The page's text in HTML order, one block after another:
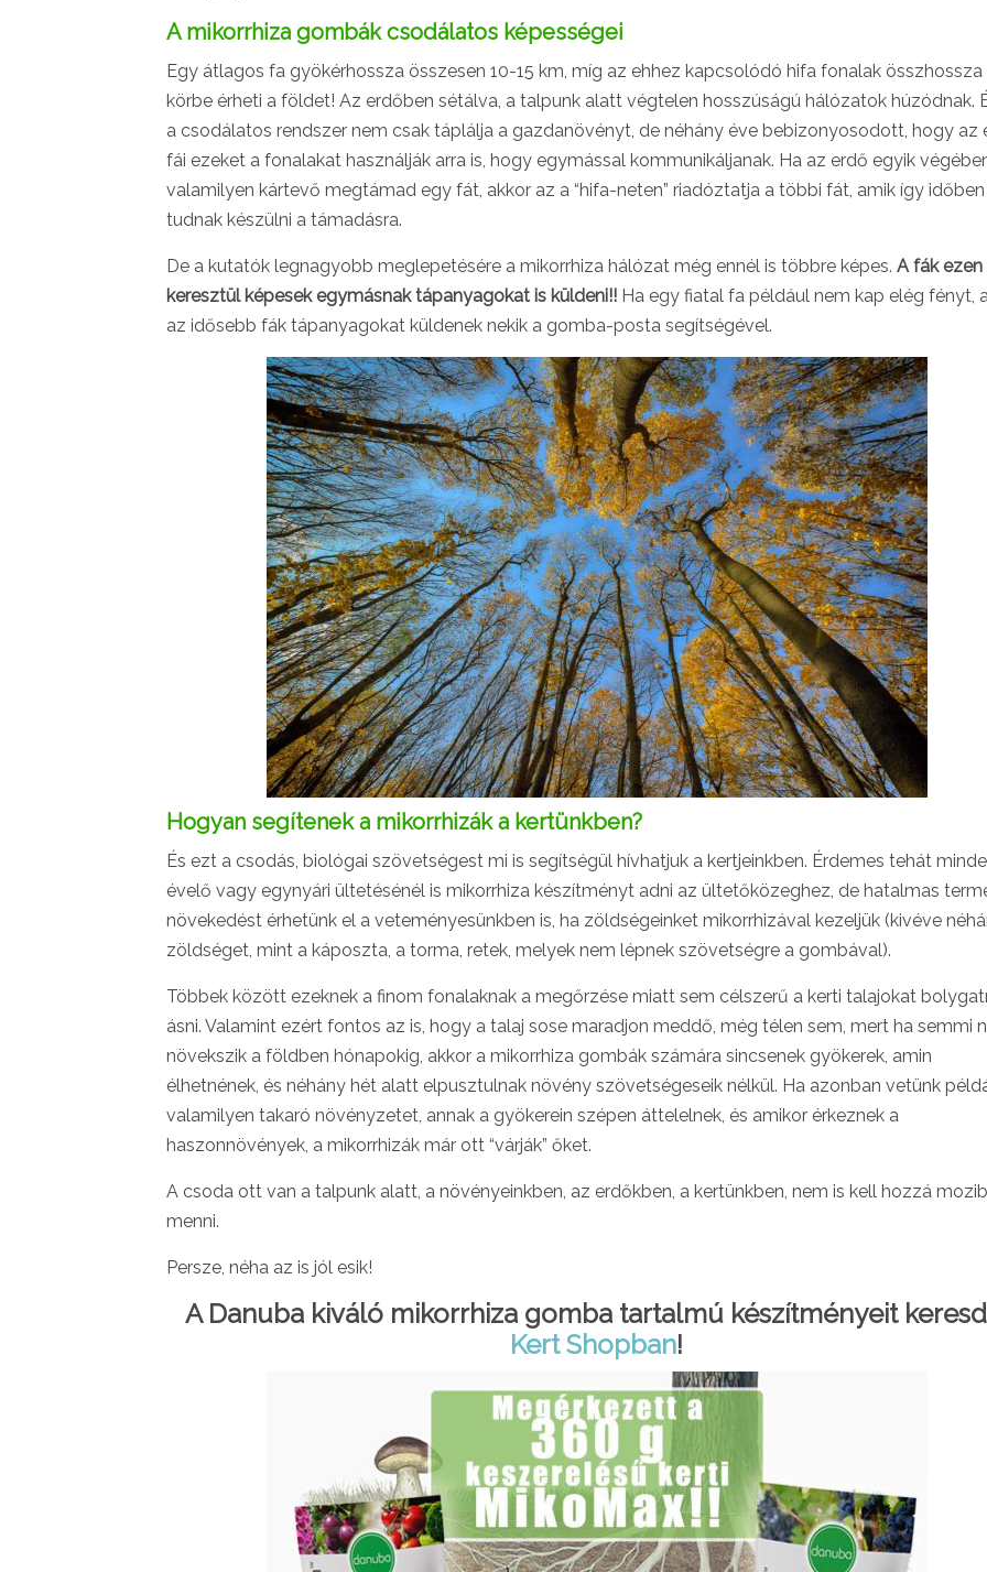
A mikorrhiza gombák csodálatos képességei
Egy átlagos fa gyökérhossza összesen 10-15 km, míg az ehhez kapcsolódó hifa fonalak összhossza
körbe érheti a földet! Az erdőben sétálva, a talpunk alatt végtelen hosszúságú hálózatok húzódnak.
a csodálatos rendszer nem csak táplálja a gazdanövényt, de néhány éve bebizonyosodott, hogy az
fái ezeket a fonalakat használják arra is, hogy egymással kommunikáljanak. Ha az erdő egyik
valamilyen kártevő megtámad egy fát, akkor az a “hifa-neten” riadóztatja a többi fát, amik így
tudnak készülni a támadásra.
De a kutatók legnagyobb meglepetésére a mikorrhiza hálózat még ennél is többre képes. A fák ezen
keresztül képesek egymásnak tápanyagokat is küldeni!! Ha egy fiatal fa például nem kap elég fényt,
az idősebb fák tápanyagokat küldenek nekik a gomba-posta segítségével.
Hogyan segítenek a mikorrhizák a kertünkben?
És ezt a csodás, biológai szövetségest mi is segítségül hívhatjuk a kertjeinkben. Érdemes tehát
évelő vagy egynyári ültetésénél is mikorrhiza készítményt adni az ültetőközeghez, de hatalmas
növekedést érhetünk el a veteményesünkben is, ha zöldségeinket mikorrhizával kezeljük (kivéve
zöldséget, mint a káposzta, a torma, retek, melyek nem lépnek szövetségre a gombával).
Többek között ezeknek a finom fonalaknak a megőrzése miatt sem célszerű a kerti talajokat
ásni. Valamint ezért fontos az is, hogy a talaj sose maradjon meddő, még télen sem, mert ha semmi
növekszik a földben hónapokig, akkor a mikorrhiza gombák számára sincsenek gyökerek, amin
élhetnének, és néhány hét alatt elpusztulnak növény szövetségeseik nélkül. Ha azonban vetünk
valamilyen takaró növényzetet, annak a gyökerein szépen áttelelnek, és amikor érkeznek a
haszonnövények, a mikorrhizák már ott “várják” őket.
A csoda ott van a talpunk alatt, a növényeinkben, az erdőkben, a kertünkben, nem is kell hozzá
menni.
Persze, néha az is jól esik!
A Danuba kiváló mikorrhiza gomba tartalmú készítményeit
Kert Shopban!